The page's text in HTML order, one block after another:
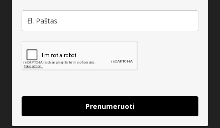
Prenumeruoti